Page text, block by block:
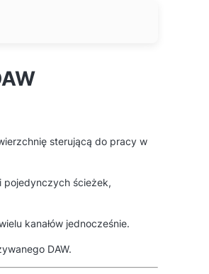
sterującą do pracy w
pojedynczych ścieżek,
kanałów jednocześnie.
DAW.